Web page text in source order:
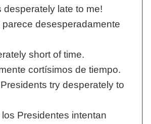
desperately late to me!
parece desesperadamente
short of time.
cortísimos de tiempo.
try desperately to
Presidentes intentan